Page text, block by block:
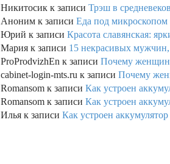
Никитосик к записи Трэш в
Аноним к записи Еда под микроскопом
Юрий к записи Красота славянская:
Мария к записи 15 некрасивых
ProProdvizhEn к записи Почему
cabinet-login-mts.ru к записи Почему
Romansom к записи Как устроен
Romansom к записи Как устроен
Илья к записи Как устроен